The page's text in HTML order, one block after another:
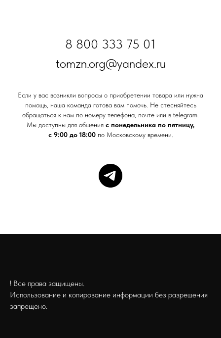
8 800 333 75 01
tomzn.org@yandex.ru
Если у вас возникли вопросы о приобретении товара или нужна
помощь, наша команда готова вам помочь. Не стесняйтесь
обращаться к нам по номеру телефона, почте или в telegram.
Мы доступны для общения с понедельника по пятницу,
с 9:00 до 18:00по Московскому времени.
! Все права защищены.
Использование и копирование информации без разрешения
запрещено.